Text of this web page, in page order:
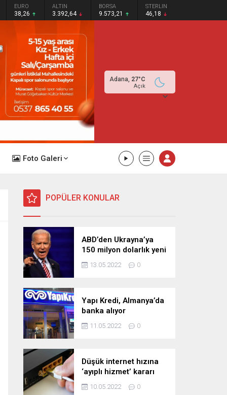
EURO
38,26
ALTIN
3.392,64
BORSA
9.573,21
STERLIN
46,18
Adana, 27°C
Açık
Foto Galeri
POPÜLER KONULAR
ABD’den Ukrayna’ya
150 milyon dolarlık yeni
askeri yardım
13.05.2022 0
Yapı Kredi, Almanya’da
banka alıyor
11.05.2022 0
Düşük internet hızına
‘ayıplı hizmet’ kararı
10.05.2022 0